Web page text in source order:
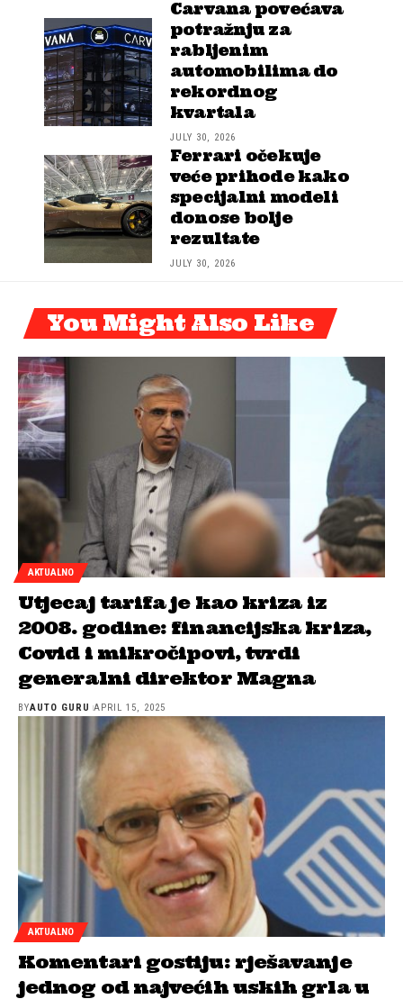
Carvana povećava
potražnju za
rabljenim
automobilima do
rekordnog
kvartala
JULY 30, 2026
Ferrari očekuje
veće prihode kako
specijalni modeli
donose bolje
rezultate
JULY 30, 2026
You Might Also Like
AKTUALNO
Utjecaj tarifa je kao kriza iz
2008. godine: financijska kriza,
Covid i mikročipovi, tvrdi
generalni direktor Magna
BYAUTO GURU APRIL 15, 2025
AKTUALNO
Komentari gostiju: rješavanje
jednog od najvećih uskih grla u